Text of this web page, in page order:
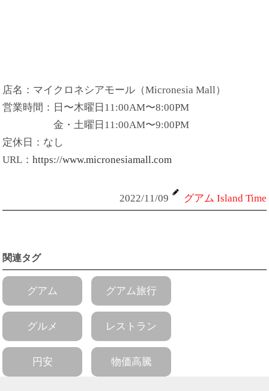
店名：マイクロネシアモール（Micronesia Mall）
営業時間：日〜木曜日11:00AM〜8:00PM
金・土曜日11:00AM〜9:00PM
定休日：なし
URL：https://www.micronesiamall.com
2022/11/09 グアム Island Time
関連タグ
グアム グアム旅行
グルメ レストラン
円安 物価高騰